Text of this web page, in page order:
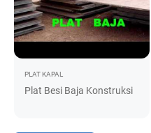
PLAT KAPAL
Plat Besi Baja Konstruksi